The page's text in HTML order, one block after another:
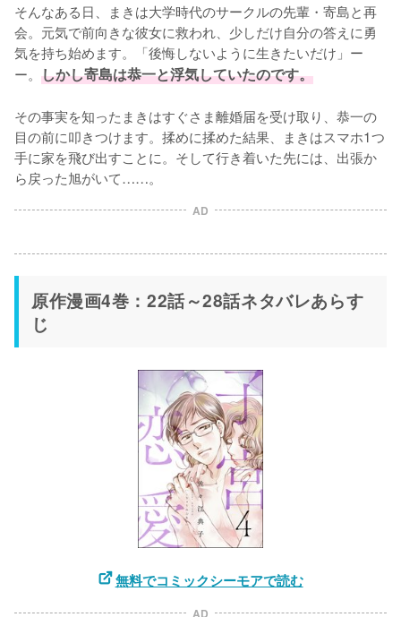
そんなある日、まきは大学時代のサークルの先輩・寄島と再
会。元気で前向きな彼女に救われ、少しだけ自分の答えに勇
気を持ち始めます。「後悔しないように生きたいだけ」ー
ー。 しかし寄島は恭一と浮気していたのです。
その事実を知ったまきはすぐさま離婚届を受け取り、恭一の
目の前に叩きつけます。揉めに揉めた結果、まきはスマホ1つ
手に家を飛び出すことに。そして行き着いた先には、出張か
ら戻った旭がいて……。
AD
原作漫画4巻：22話～28話ネタバレあらす
じ
無料でコミックシーモアで読む